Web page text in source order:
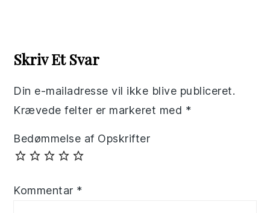
Interactions
Skriv Et Svar
Din e-mailadresse vil ikke blive publiceret.
Krævede felter er markeret med *
Bedømmelse af Opskrifter
Kommentar *